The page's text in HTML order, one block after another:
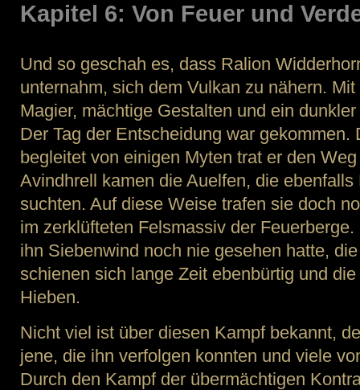
Kapitel 6: Von Feuer und
Und so geschah es, dass Ralion
unternahm, sich dem Vulkan zu nähern.
Magier, mächtige Gestalten und ein
Der Tag der Entscheidung war gekommen.
begleitet von einigen Myten trat er den
Avindhrell kamen die Auelfen, die
suchten. Auf diese Weise trafen sie doch
im zerklüfteten Felsmassiv der
ihn Siebenwind noch nie gesehen hatte,
schienen sich lange Zeit ebenbürtig und
Hieben.
Nicht viel ist über diesen Kampf bekannt,
jene, die ihn verfolgen konnten und viele
Durch den Kampf der übermächtigen